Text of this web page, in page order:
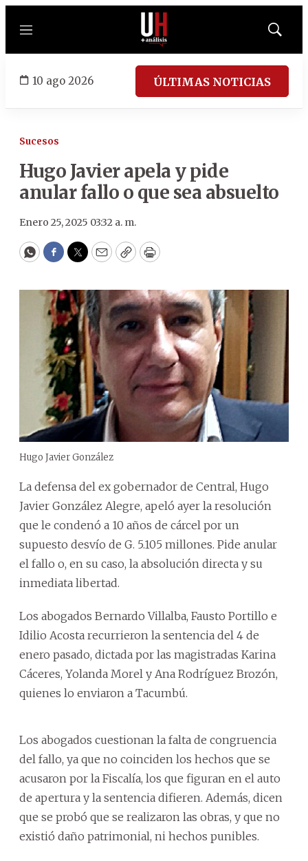
Menú
Mostrar
10 ago 2026 ÚLTIMAS NOTICIAS
Sucesos
Hugo Javier apela y pide
anular fallo o que sea absuelto
Enero 25, 2025 03:32 a. m.
WhatsApp
Facebook
Twitter
EmailCopyPrint
Hugo Javier González
La defensa del ex gobernador de Central, Hugo
Javier González Alegre, apeló ayer la resolución
que le condenó a 10 años de cárcel por un
supuesto desvío de G. 5.105 millones. Pide anular
el fallo o, en su caso, la absolución directa y su
inmediata libertad.
Los abogados Bernardo Villalba, Fausto Portillo e
Idilio Acosta recurrieron la sentencia del 4 de
enero pasado, dictada por las magistradas Karina
Cáceres, Yolanda Morel y Ana Rodríguez Brozón,
quienes lo enviaron a Tacumbú.
Los abogados cuestionan la falta de congruencia
del fallo, ya que no coinciden los hechos que se
acusaron por la Fiscalía, los que figuran en el auto
de apertura y la sentencia difieren. Además, dicen
que se probó que se realizaron las obras, y que no
existió daño patrimonial, ni hechos punibles.